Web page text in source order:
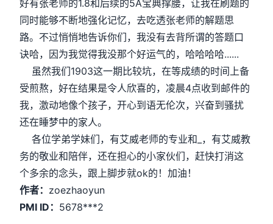
好有张老师的1.8和后续的5A宝典撑腰，让我在刷题的
同时能够不断地强化记忆，去吃透张老师的解题思
路。不过悄悄地告诉你们，我没有去背所谓的答题口
诀哈，因为我觉得我没那个好运气的，哈哈哈哈......
虽然我们1903这一期比较坑，在等成绩的时间上备
受煎熬，好在结果是令人欣喜的，凌晨4点收到邮件的
我，激动地像个孩子，开心到语无伦次，兴奋到骚扰
还在睡梦中的家人。
各位学弟学妹们，有艾威老师的专业和_，有艾威教
务的敬业和陪伴，还在担心的小家伙们，赶快打消这
个多余的念头，跟上脚步就ok的！加油！
作者： zoezhaoyun
PMI ID： 5678***2